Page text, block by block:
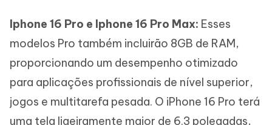
Iphone 16 Pro e Iphone 16 Pro Max: Esses
modelos Pro também incluirão 8GB de RAM,
proporcionando um desempenho otimizado
para aplicações profissionais de nível superior,
jogos e multitarefa pesada. O iPhone 16 Pro terá
uma tela ligeiramente maior de 6.3 polegadas,